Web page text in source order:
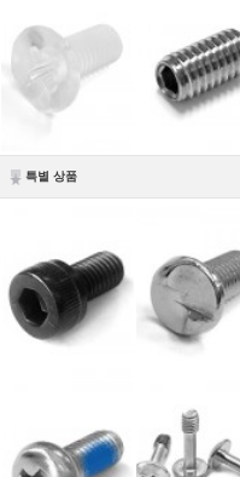
특별 상품